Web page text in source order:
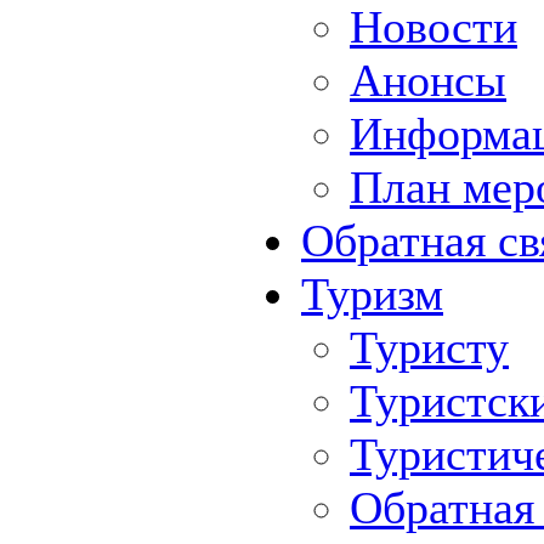
Новости
Анонсы
План
Обратная
Туризм
Туристу
Обратная